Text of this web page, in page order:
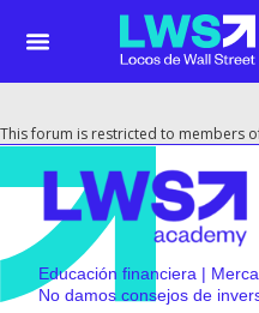
This forum is restricted to members
Educación financiera |
No damos consejos de